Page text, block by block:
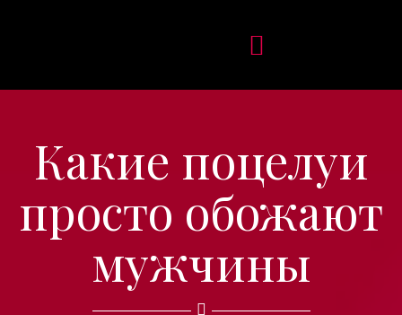
Какие поцелуи
просто обожают
мужчины